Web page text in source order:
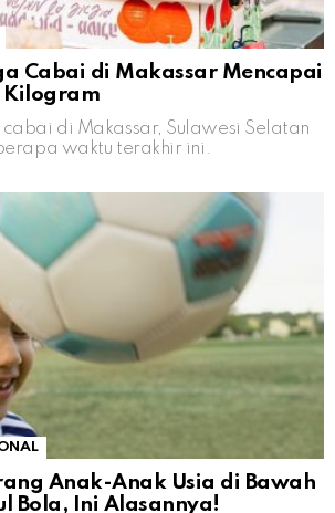
Cabai di Makassar Mencapai
Kilogram
di Makassar, Sulawesi Selatan
waktu terakhir ini.
Anak-Anak Usia di Bawah
Bola, Ini Alasannya!